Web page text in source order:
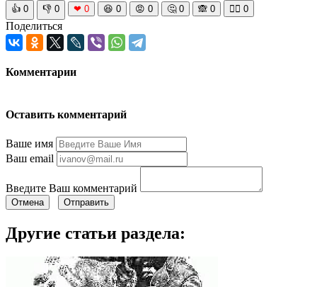
👍 0 👎 0 ❤ 0 😆 0 😡 0 🤔 0 🙈 0 🧘‍♀️ 0
Поделиться
Комментарии
Оставить комментарий
Ваше имя
Ваш email
Введите Ваш комментарий
Отмена Отправить
Другие статьи раздела: